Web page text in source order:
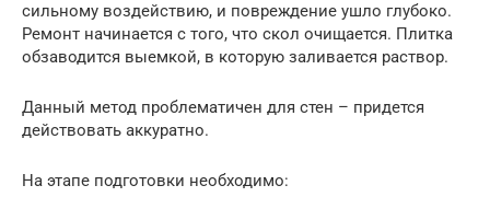
сильному воздействию, и повреждение ушло глубоко.
Ремонт начинается с того, что скол очищается. Плитка
обзаводится выемкой, в которую заливается раствор.
Данный метод проблематичен для стен – придется
действовать аккуратно.
На этапе подготовки необходимо: